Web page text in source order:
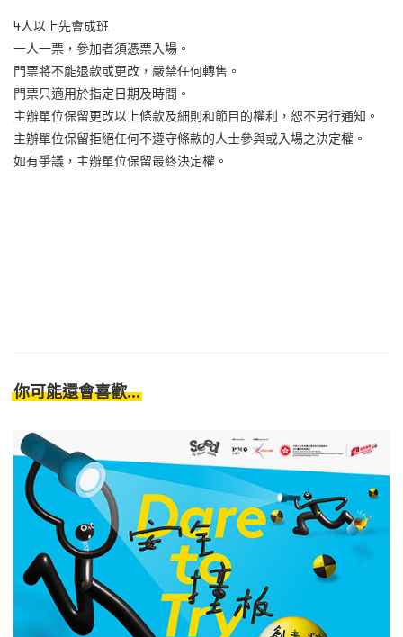
4人以上先會成班
一人一票，參加者須憑票入場。
門票將不能退款或更改，嚴禁任何轉售。
門票只適用於指定日期及時間。
主辦單位保留更改以上條款及細則和節目的權利，恕不另行通知。
主辦單位保留拒絕任何不遵守條款的人士參與或入場之決定權。
如有爭議，主辦單位保留最終決定權。
你可能還會喜歡...